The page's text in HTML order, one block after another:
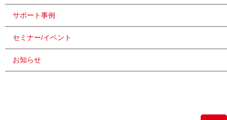
サポート事例
セミナー/イベント
お知らせ